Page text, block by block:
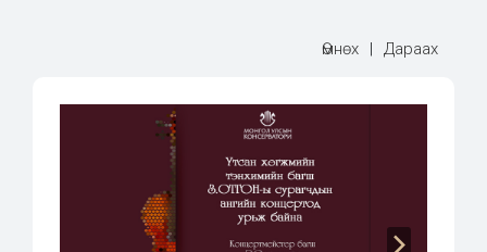
Өмнөх | Дараах